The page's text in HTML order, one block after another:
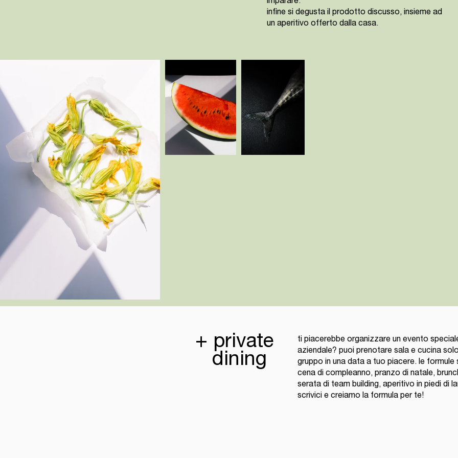
+ private
dining
ti piacerebbe organizzare un evento
aziendale? puoi prenotare sala e cucina
gruppo in una data a tuo piacere. le formule
cena di compleanno, pranzo di natale,
serata di team building, aperitivo in piedi di
scrivici e creiamo la formula per te!
infine si degusta il prodotto discusso, insieme ad
un aperitivo offerto dalla casa.​